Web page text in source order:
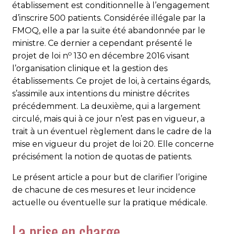
établissement est conditionnelle à l’engagement
d’inscrire 500 patients. Considérée illégale par la
FMOQ, elle a par la suite été abandonnée par le
ministre. Ce dernier a cependant présenté le
projet de loi no 130 en décembre 2016 visant
l’organisation clinique et la gestion des
établissements. Ce projet de loi, à certains égards,
s’assimile aux intentions du ministre décrites
précédemment. La deuxième, qui a largement
circulé, mais qui à ce jour n’est pas en vigueur, a
trait à un éventuel règlement dans le cadre de la
mise en vigueur du projet de loi 20. Elle concerne
précisément la notion de quotas de patients.
Le présent article a pour but de clarifier l’origine
de chacune de ces mesures et leur incidence
actuelle ou éventuelle sur la pratique médicale.